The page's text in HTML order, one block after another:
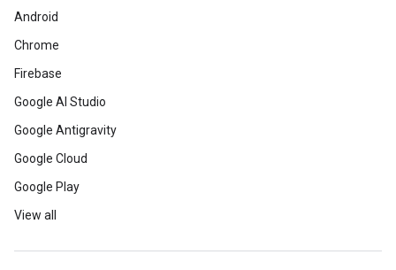
Android
Chrome
Firebase
Google AI Studio
Google Antigravity
Google Cloud
Google Play
View all